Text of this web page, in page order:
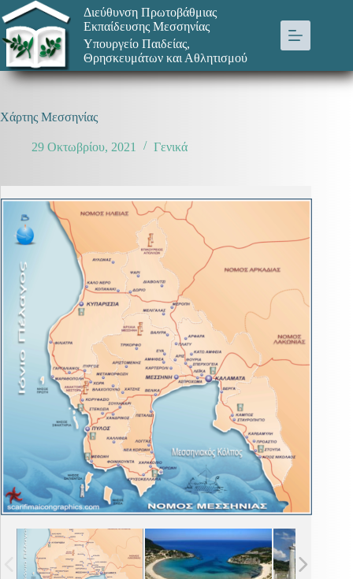
Μετάβαση
στο
περιεχόμενο
Διεύθυνση Πρωτοβάθμιας
Εκπαίδευσης Μεσσηνίας
Υπουργείο Παιδείας,
Θρησκευμάτων και Αθλητισμού
Χάρτης Μεσσηνίας
29 Οκτωβρίου, 2021 Γενικά